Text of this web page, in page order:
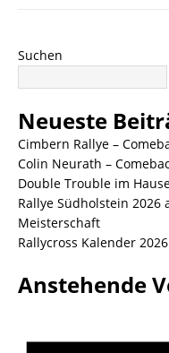
Suchen
Neueste
Cimbern Rallye –
Colin Neurath –
Double Trouble im
Rallye Südholstein 2026
Meisterschaft
Rallycross Kalender 2026
Anstehende